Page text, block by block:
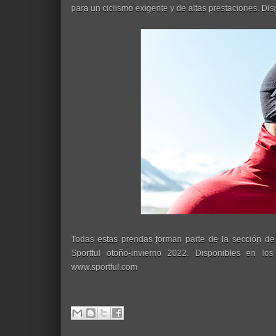
para un ciclismo exigente y de altas prestaciones.
Todas estas prendas forman parte de la sección
Sportful otoño-invierno 2022. Disponibles en
www.sportful.com